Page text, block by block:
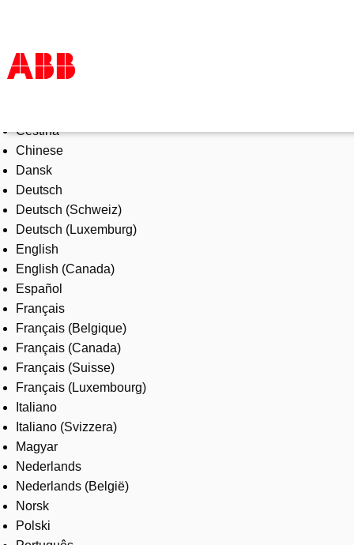
Products & Solutions
Industries
Services
About us
Where to buy
Contact us
Careers
Čeština
Chinese
Dansk
Deutsch
Deutsch (Schweiz)
Deutsch (Luxemburg)
English
English (Canada)
Español
Français
Français (Belgique)
Français (Canada)
Français (Suisse)
Français (Luxembourg)
Italiano
Italiano (Svizzera)
Magyar
Nederlands
Nederlands (België)
Norsk
Polski